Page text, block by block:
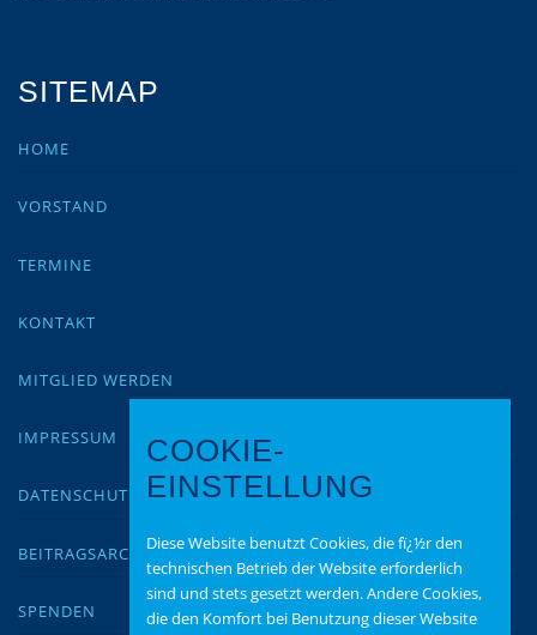
SITEMAP
HOME
VORSTAND
TERMINE
KONTAKT
MITGLIED WERDEN
IMPRESSUM
DATENSCHUTZ
BEITRAGSARCHIV
SPENDEN
COOKIE-
EINSTELLUNG
Diese Website benutzt Cookies, die fï¿½r den
technischen Betrieb der Website erforderlich
sind und stets gesetzt werden. Andere Cookies,
die den Komfort bei Benutzung dieser Website